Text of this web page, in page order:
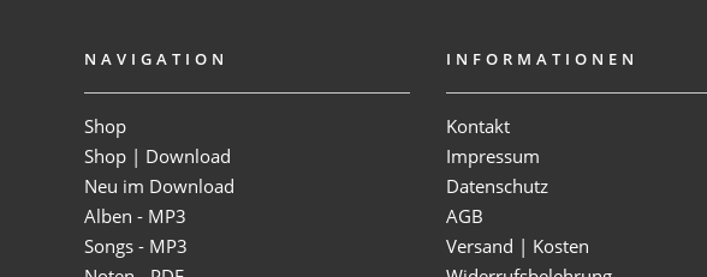
NAVIGATION
Shop
Shop | Download
Neu im Download
Alben - MP3
Songs - MP3
INFORMATIONEN
Kontakt
Impressum
Datenschutz
AGB
Versand | Kosten